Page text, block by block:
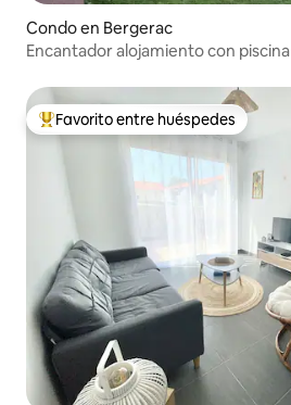
Condo en Bergerac
Encantador alojamiento con piscina
Favorito entre huéspedes preferido
Favorito entre huéspedes